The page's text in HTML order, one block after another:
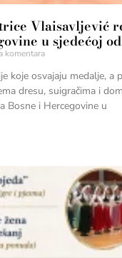
Vlaisavljević
u sjedećoj
komentara
koje osvajaju medalje, a
dresu, suigračima i
Bosne i Hercegovine u